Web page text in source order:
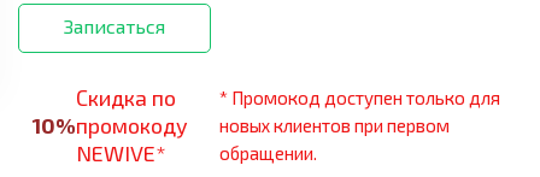
Записаться
10%
Скидка по
промокоду
NEWIVE*
* Промокод доступен только для
новых клиентов при первом
обращении.